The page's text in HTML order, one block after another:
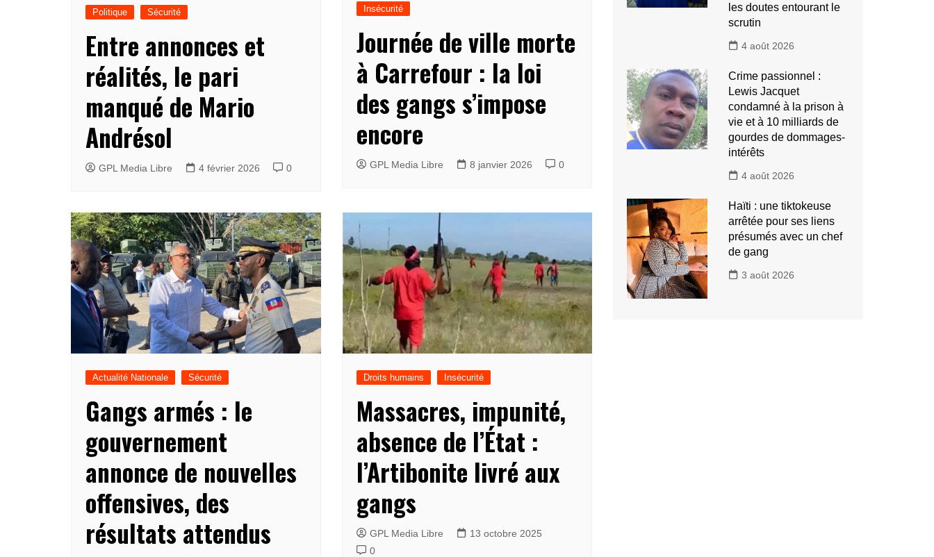
Politique Sécurité
Entre annonces et
réalités, le pari
manqué de Mario
Andrésol
GPL Media Libre 4 février 2026 0
Insécurité
Journée de ville morte
à Carrefour : la loi
des gangs s’impose
encore
GPL Media Libre 8 janvier 2026 0
Actualité Nationale Sécurité
Gangs armés : le
gouvernement
annonce de nouvelles
offensives, des
résultats attendus
Droits humains Insécurité
Massacres, impunité,
absence de l’État :
l’Artibonite livré aux
gangs
GPL Media Libre
13 octobre 2025
0
les doutes entourant le
scrutin
4 août 2026
Crime passionnel :
Lewis Jacquet
condamné à la prison à
vie et à 10 milliards de
gourdes de dommages-
intérêts
4 août 2026
Haïti : une tiktokeuse
arrêtée pour ses liens
présumés avec un chef
de gang
3 août 2026